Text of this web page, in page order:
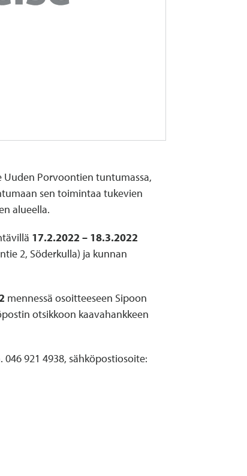
Uuden Porvoontien tuntumassa,
sen toimintaa tukevien
alueella.
17.2.2022 – 18.3.2022
2, Söderkulla) ja kunnan
mennessä osoitteeseen Sipoon
otsikkoon kaavahankkeen
921 4938, sähköpostiosoite: